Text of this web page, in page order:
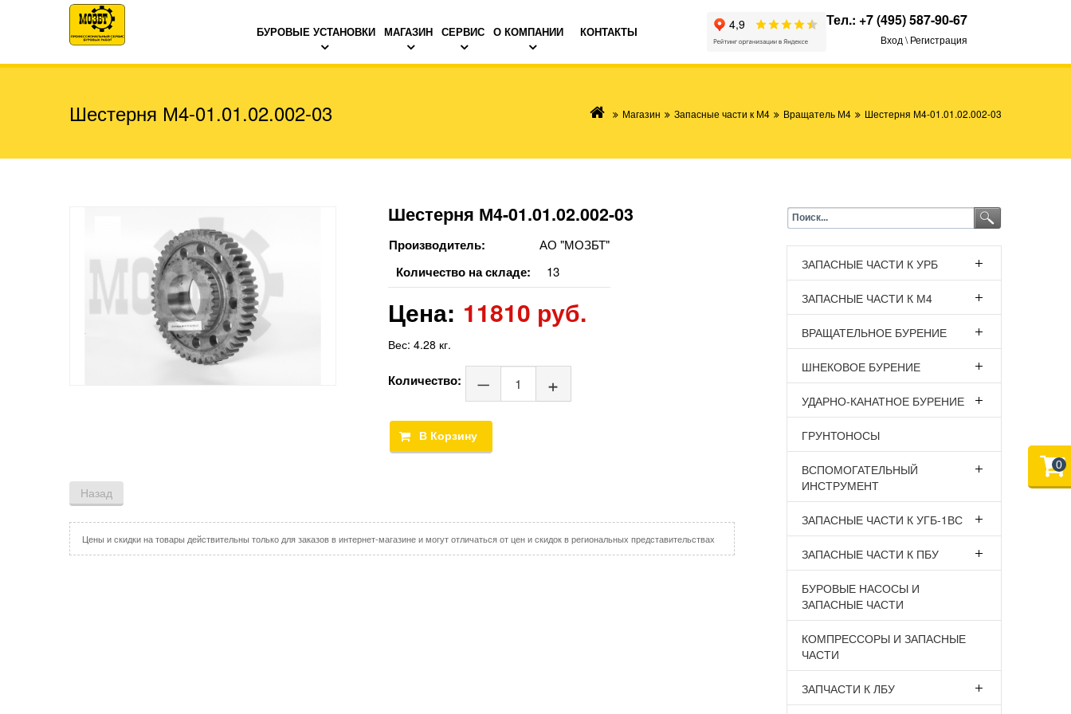
БУРОВЫЕ УСТАНОВКИ МАГАЗИН СЕРВИС О КОМПАНИИ КОНТАКТЫ
Тел.: +7 (495) 587-90-67
Вход \ Регистрация
Шестерня М4-01.01.02.002-03 Магазин Запасные части к М4 Вращатель М4 Шестерня М4-01.01.02.002-03
Шестерня М4-01.01.02.002-03
Производитель: АО "МОЗБТ"
Количество на складе: 13
Цена: 11810 руб.
Вес: 4.28 кг.
Количество:
Цены и скидки на товары действительны только для заказов в интернет-магазине и могут отличаться от цен и скидок в региональных представительствах
ЗАПАСНЫЕ ЧАСТИ К УРБ
ЗАПАСНЫЕ ЧАСТИ К М4
ВРАЩАТЕЛЬНОЕ БУРЕНИЕ
ШНЕКОВОЕ БУРЕНИЕ
УДАРНО-КАНАТНОЕ БУРЕНИЕ
ГРУНТОНОСЫ
ВСПОМОГАТЕЛЬНЫЙ
ИНСТРУМЕНТ
ЗАПАСНЫЕ ЧАСТИ К УГБ-1ВС
ЗАПАСНЫЕ ЧАСТИ К ПБУ
БУРОВЫЕ НАСОСЫ И
ЗАПАСНЫЕ ЧАСТИ
КОМПРЕССОРЫ И ЗАПАСНЫЕ
ЧАСТИ
ЗАПЧАСТИ К ЛБУ
0